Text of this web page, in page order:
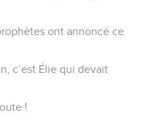
ont annoncé ce
c’est Élie qui devait
!